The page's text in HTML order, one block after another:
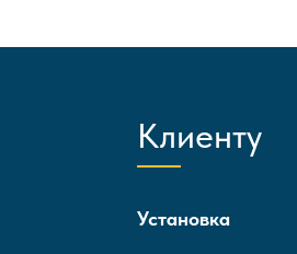
Клиенту
Установка